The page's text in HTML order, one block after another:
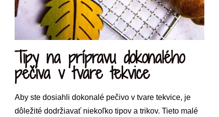
Tipy na prípravu dokonalého
pečiva v tvare tekvice
Aby ste dosiahli dokonalé pečivo v tvare tekvice, je
dôležité dodržiavať niekoľko tipov a trikov. Tieto malé